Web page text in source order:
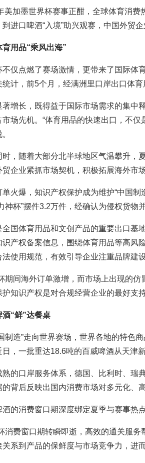
美加墨世界杯赛事正酣，全球体育消
进口啤酒“入境”助兴观赛，中国外贸
育用品“乘风出海”
不仅点燃了赛场激情，更带来了国际体
计，前5个月，经满洲里口岸出口体
著增长，既得益于国际市场需求的集中
场先机。“体育用品的快速出口，不
时，随着大部分北半球地区气温攀升，
企业紧抓市场契机，积极拓展海外市
单火爆，知识产权保护成为维护“中国制
神杯”摆件3.2万件，经确认为侵权货物
全国体育用品和文创产品的重要出口基
识产权备案信息，围绕体育用品等高风
使用规范，有效引导企业注重品牌建
期间海外订单激增，而市场上出现的
知识产权是对合规经营企业的最好支持
酒“鲜”达餐桌
制造”走向世界赛场，世界各地的特色
，一批重达18.6吨的百威啤酒从天津
熟的口岸服务体系，德国、比利时、瑞
背后反映出国内消费市场对多元化、
酒的消费窗口期深度绑定夏季与赛事热
消费窗口期转瞬即逝，高效的通关服
关系到产品的保鲜度与市场竞争力，进